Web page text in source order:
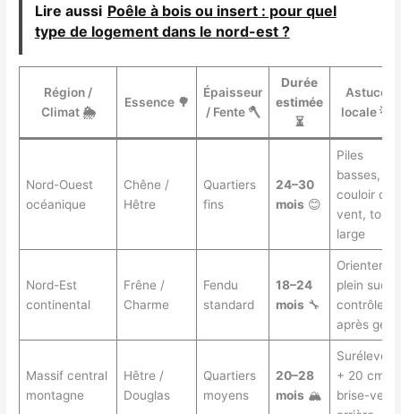
Lire aussi Poêle à bois ou insert : pour quel
type de logement dans le nord-est ?
Région /
Climat 🌦️
Essence 🌳
Épaisseur
/ Fente 🪓
Durée
estimée
⏳
Astuce
locale 💡
Nord-Ouest
océanique
Chêne /
Hêtre
Quartiers
fins
24–30
mois 😊
Piles
basses,
couloir de
vent, toit
large
Nord-Est
continental
Frêne /
Charme
Fendu
standard
18–24
mois 🔧
Orienter
plein sud,
contrôler
après gel
Massif central
montagne
Hêtre /
Douglas
Quartiers
moyens
20–28
mois 🏔️
Surélever
+ 20 cm,
brise-vent